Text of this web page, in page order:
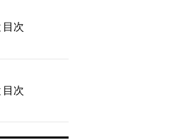
目次
目次